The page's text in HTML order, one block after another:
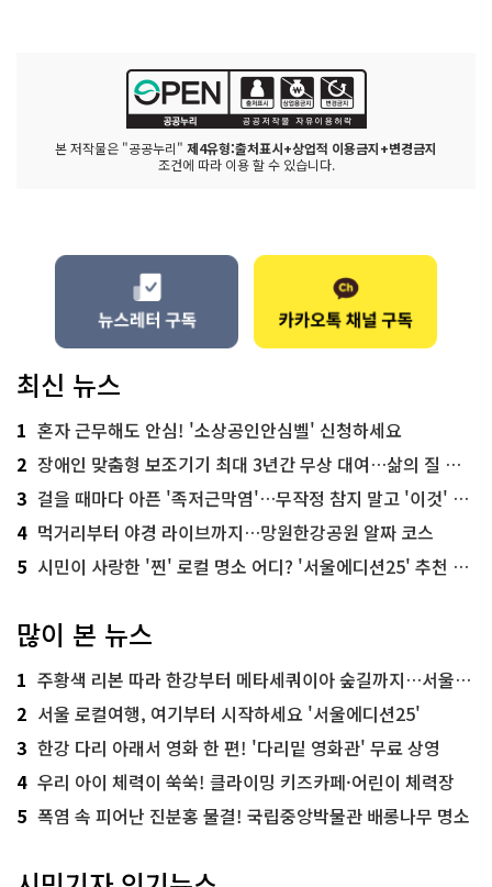
본 저작물은 "공공누리" 제4유형:출처표시+상업적 이용금지+변경금지
조건에 따라 이용 할 수 있습니다.
최신 뉴스
1 혼자 근무해도 안심! '소상공인안심벨' 신청하세요
2 장애인 맞춤형 보조기기 최대 3년간 무상 대여…삶의 질 높인다
3 걸을 때마다 아픈 '족저근막염'…무작정 참지 말고 '이것' 해보세요!
4 먹거리부터 야경 라이브까지…망원한강공원 알짜 코스
5 시민이 사랑한 '찐' 로컬 명소 어디? '서울에디션25' 추천 코스
많이 본 뉴스
1 주황색 리본 따라 한강부터 메타세쿼이아 숲길까지…서울둘레길 15코스
2 서울 로컬여행, 여기부터 시작하세요 '서울에디션25'
3 한강 다리 아래서 영화 한 편! '다리밑 영화관' 무료 상영
4 우리 아이 체력이 쑥쑥! 클라이밍 키즈카페·어린이 체력장
5 폭염 속 피어난 진분홍 물결! 국립중앙박물관 배롱나무 명소